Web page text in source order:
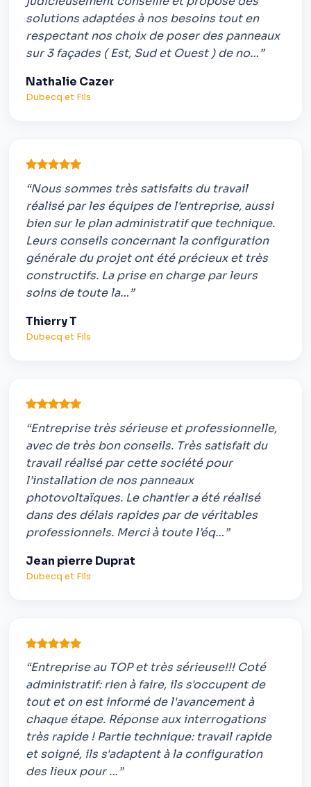
solutions adaptées à nos besoins tout en
respectant nos choix de poser des panneaux
sur 3 façades ( Est, Sud et Ouest ) de no…”
Nathalie Cazer
Dubecq et Fils
“Nous sommes très satisfaits du travail
réalisé par les équipes de l'entreprise, aussi
bien sur le plan administratif que technique.
Leurs conseils concernant la configuration
générale du projet ont été précieux et très
constructifs. La prise en charge par leurs
soins de toute la…”
Thierry T
Dubecq et Fils
“Entreprise très sérieuse et professionnelle,
avec de très bon conseils. Très satisfait du
travail réalisé par cette société pour
l’installation de nos panneaux
photovoltaïques. Le chantier a été réalisé
dans des délais rapides par de véritables
professionnels. Merci à toute l’éq…”
Jean pierre Duprat
Dubecq et Fils
“Entreprise au TOP et très sérieuse!!! Coté
administratif: rien à faire, ils s'occupent de
tout et on est informé de l'avancement à
chaque étape. Réponse aux interrogations
très rapide ! Partie technique: travail rapide
et soigné, ils s'adaptent à la configuration
des lieux pour …”